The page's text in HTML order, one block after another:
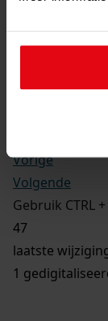
177.
Dit bestand is
Vorige
Volgende
Gebruik CTRL
laatste
1